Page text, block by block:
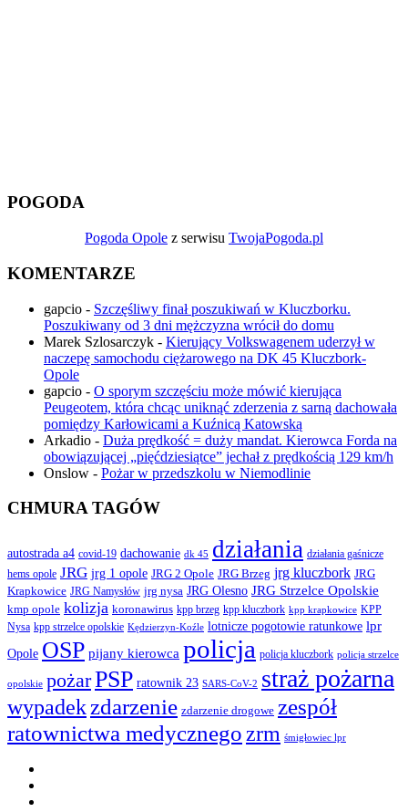
POGODA
Pogoda Opole z serwisu TwojaPogoda.pl
KOMENTARZE
gapcio - Szczęśliwy finał poszukiwań w Kluczborku.
Poszukiwany od 3 dni mężczyzna wrócił do domu
Marek Szlosarczyk - Kierujący Volkswagenem uderzył w
naczepę samochodu ciężarowego na DK 45 Kluczbork-
Opole
gapcio - O sporym szczęściu może mówić kierująca
Peugeotem, która chcąc uniknąć zderzenia z sarną dachowała
pomiędzy Karłowicami a Kuźnicą Katowską
Arkadio - Duża prędkość = duży mandat. Kierowca Forda na
obowiązującej „pięćdziesiątce” jechał z prędkością 129 km/h
Onslow - Pożar w przedszkolu w Niemodlinie
CHMURA TAGÓW
autostrada a4 covid-19 dachowanie dk 45 działania działania gaśnicze
hems opole JRG jrg 1 opole JRG 2 Opole JRG Brzeg jrg kluczbork JRG
Krapkowice JRG Namysłów jrg nysa JRG Olesno JRG Strzelce Opolskie
kmp opole kolizja koronawirus kpp brzeg kpp kluczbork kpp krapkowice KPP
Nysa kpp strzelce opolskie Kędzierzyn-Koźle lotnicze pogotowie ratunkowe lpr
Opole OSP pijany kierowca policja policja kluczbork policja strzelce
opolskie pożarPSP ratownik 23 SARS-CoV-2 straż pożarna
wypadekzdarzenie zdarzenie drogowe zespół
ratownictwa medycznego zrm śmigłowiec lpr